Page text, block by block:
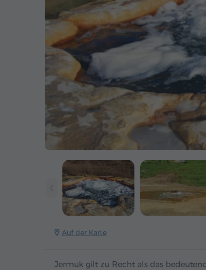
Auf der Karte
Jermuk gilt zu Recht als das